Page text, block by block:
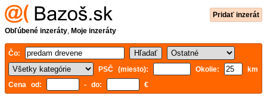
Pridať inzerát
Obľúbené inzeráty, Moje inzeráty
Čo:
PSČ (miesto):
Okolie:
km
Cena od:
- do: €